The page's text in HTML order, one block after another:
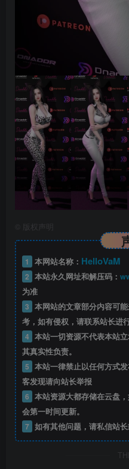
版权声明
1 本网站名称： HelloVaM
2 本站永久网址和解压码：
为准
3 本网站的文章部分内容可
考，如有侵权，请联系站长进
4 本站一切资源不代表本站
其真实性负责。
5 本站一律禁止以任何方式
客发现请向站长举报
6 本站资源大都存储在云盘
会第一时间更新。
7 如有其他问题，请私信站长